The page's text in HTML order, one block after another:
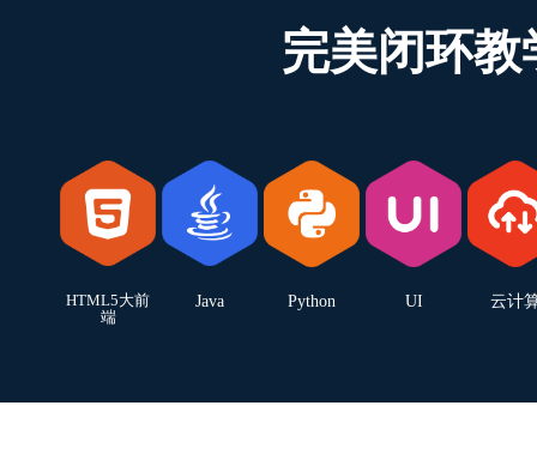
完美闭环
HTML5大前
端
Java Python UI 云计